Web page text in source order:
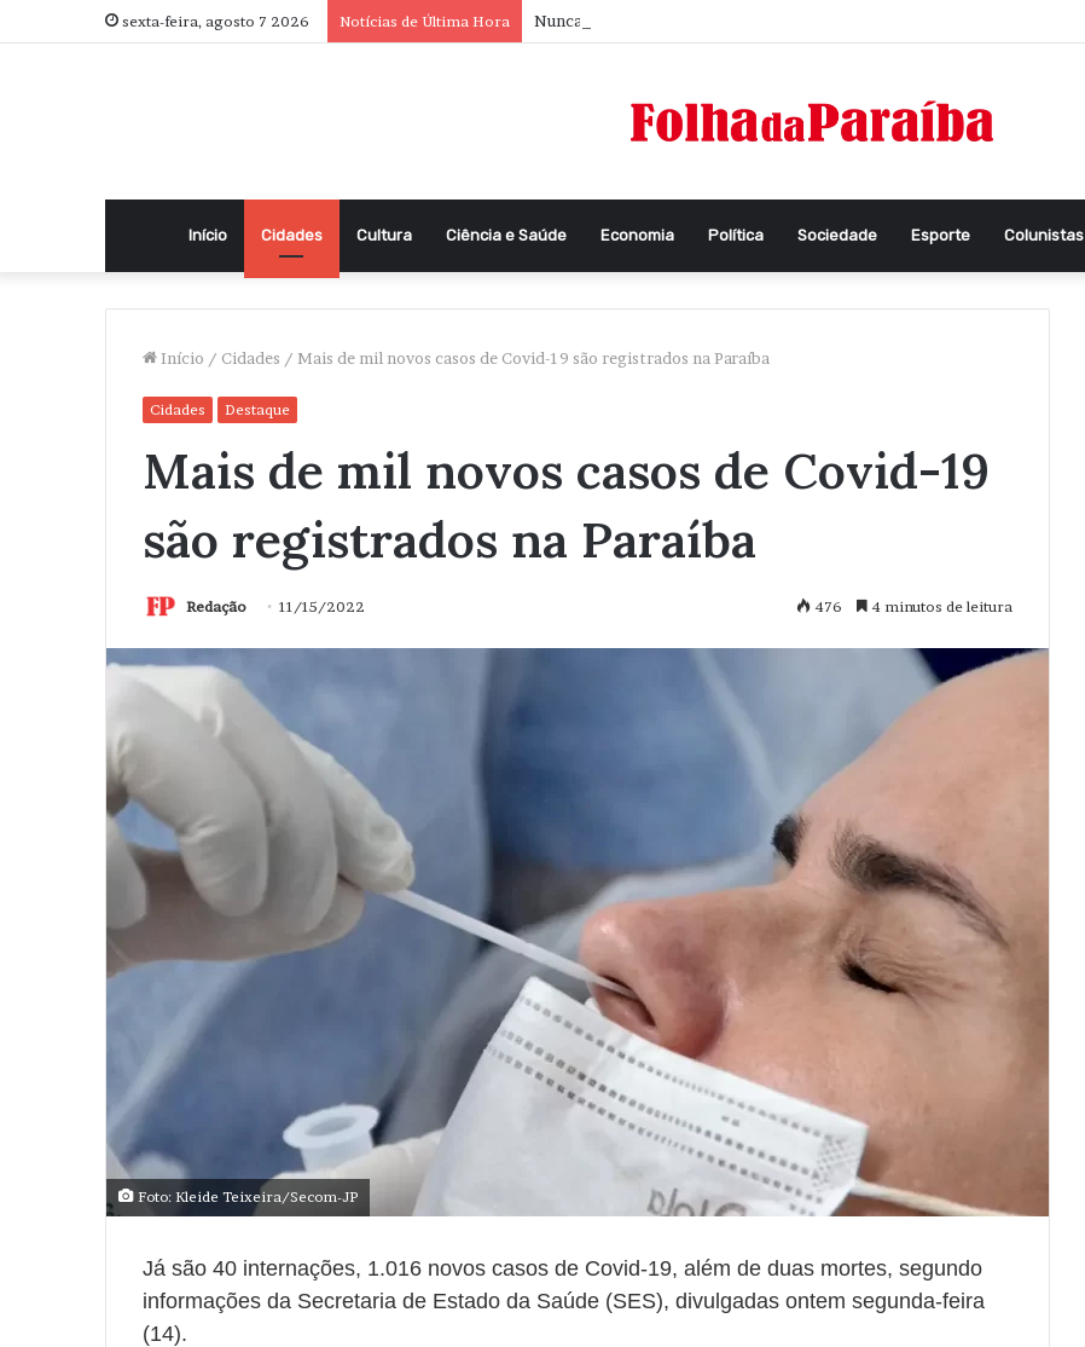
sexta-feira, agosto 7 2026 Notícias de Última Hora Nunca foi tão difícil pensar
Início Cidades Cultura Ciência e Saúde Economia Política Sociedade Esporte Colunistas
Início / Cidades / Mais de mil novos casos de Covid-19 são registrados na Paraíba
Cidades Destaque
Mais de mil novos casos de Covid-19
são registrados na Paraíba
Redação 11/15/2022 476 4 minutos de leitura
Foto: Kleide Teixeira/Secom-JP
Já são 40 internações, 1.016 novos casos de Covid-19, além de duas mortes, segundo
informações da Secretaria de Estado da Saúde (SES), divulgadas ontem segunda-feira
(14).